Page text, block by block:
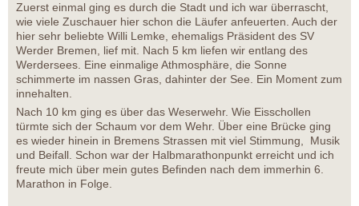
Zuerst einmal ging es durch die Stadt und ich war überrascht,
wie viele Zuschauer hier schon die Läufer anfeuerten. Auch der
hier sehr beliebte Willi Lemke, ehemaligs Präsident des SV
Werder Bremen, lief mit. Nach 5 km liefen wir entlang des
Werdersees. Eine einmalige Athmosphäre, die Sonne
schimmerte im nassen Gras, dahinter der See. Ein Moment zum
innehalten.
Nach 10 km ging es über das Weserwehr. Wie Eisschollen
türmte sich der Schaum vor dem Wehr. Über eine Brücke ging
es wieder hinein in Bremens Strassen mit viel Stimmung, Musik
und Beifall. Schon war der Halbmarathonpunkt erreicht und ich
freute mich über mein gutes Befinden nach dem immerhin 6.
Marathon in Folge.